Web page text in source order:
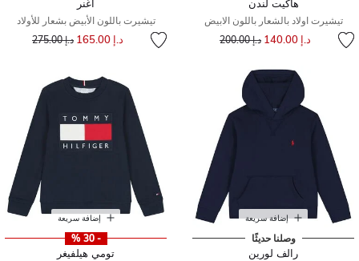
هاكيت لندن
تيشيرت اولاد بالشعار باللون الابيض
د.إ 140.00 سعر مخفض مند.إ 200.00
أغنر
تيشيرت باللون الأبيض بشعار للأولاد
د.إ 165.00 سعر مخفض من
د.إ 275.00 إلى
إضافة سريعة
وصلنا حديثًا
رالف لورين
إضافة سريعة
- 30 %
تومي هيلفيغر